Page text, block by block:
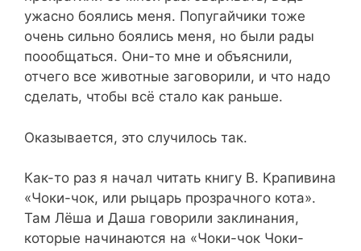
ужасно боялись меня. Попугайчики тоже
очень сильно боялись меня, но были рады
поообщаться. Они-то мне и объяснили,
отчего все животные заговорили, и что надо
сделать, чтобы всё стало как раньше.
Оказывается, это случилось так.
Как-то раз я начал читать книгу В. Крапивина
«Чоки-чок, или рыцарь прозрачного кота».
Там Лёша и Даша говорили заклинания,
которые начинаются на «Чоки-чок Чоки-